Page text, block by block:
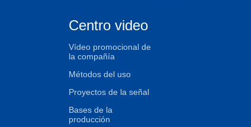
Centro video
Vídeo promocional de
la compañía
Métodos del uso
Proyectos de la señal
Bases de la
producción